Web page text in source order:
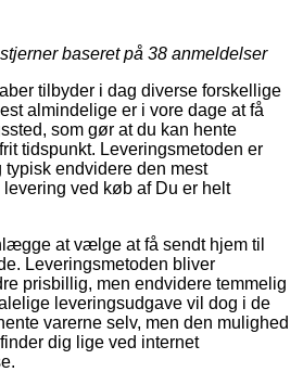
baseret på 38 anmeldelser
tilbyder i dag diverse forskellige
almindelige er i vore dage at få
som gør at du kan hente
tidspunkt. Leveringsmetoden er
endvidere den mest
ved køb af Du er helt
at vælge at få sendt hjem til
Leveringsmetoden bliver
prisbillig, men endvidere temmelig
leveringsudgave vil dog i de
varerne selv, men den mulighed
dig lige ved internet